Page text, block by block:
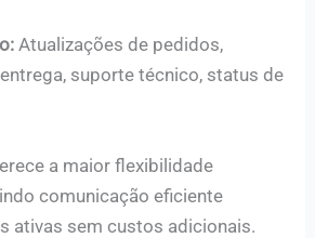
Atualizações de pedidos,
suporte técnico, status de
a maior flexibilidade
comunicação eficiente
ativas sem custos adicionais.